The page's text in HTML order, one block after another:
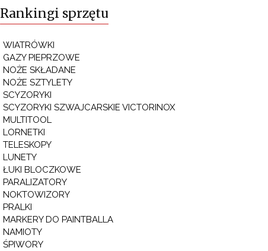
Rankingi sprzętu
WIATRÓWKI
GAZY PIEPRZOWE
NOŻE SKŁADANE
NOŻE SZTYLETY
SCYZORYKI
SCYZORYKI SZWAJCARSKIE VICTORINOX
MULTITOOL
LORNETKI
TELESKOPY
LUNETY
ŁUKI BLOCZKOWE
PARALIZATORY
NOKTOWIZORY
PRALKI
MARKERY DO PAINTBALLA
NAMIOTY
ŚPIWORY